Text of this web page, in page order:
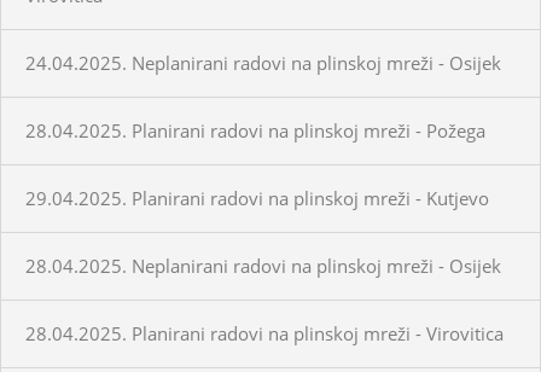
24.04.2025. Neplanirani radovi na plinskoj mreži - Osijek
28.04.2025. Planirani radovi na plinskoj mreži - Požega
29.04.2025. Planirani radovi na plinskoj mreži - Kutjevo
28.04.2025. Neplanirani radovi na plinskoj mreži - Osijek
28.04.2025. Planirani radovi na plinskoj mreži - Virovitica